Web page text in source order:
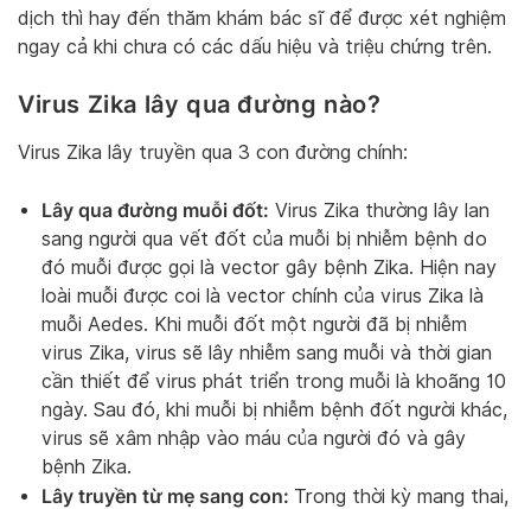
dịch thì hay đến thăm khám bác sĩ để được xét nghiệm
ngay cả khi chưa có các dấu hiệu và triệu chứng trên.
Virus Zika lây qua đường nào?
Virus Zika lây truyền qua 3 con đường chính:
Lây qua đường muỗi đốt: Virus Zika thường lây lan
sang người qua vết đốt của muỗi bị nhiễm bệnh do
đó muỗi được gọi là vector gây bệnh Zika. Hiện nay
loài muỗi được coi là vector chính của virus Zika là
muỗi Aedes. Khi muỗi đốt một người đã bị nhiễm
virus Zika, virus sẽ lây nhiễm sang muỗi và thời gian
cần thiết để virus phát triển trong muỗi là khoãng 10
ngày. Sau đó, khi muỗi bị nhiễm bệnh đốt người khác,
virus sẽ xâm nhập vào máu của người đó và gây
bệnh Zika.
Lây truyền từ mẹ sang con: Trong thời kỳ mang thai,